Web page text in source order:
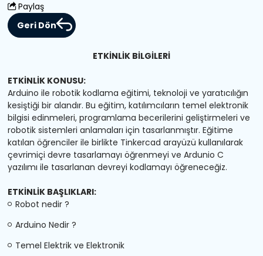
Paylaş
Geri Dön
ETKİNLİK BİLGİLERİ
ETKİNLİK KONUSU:
Arduino ile robotik kodlama eğitimi, teknoloji ve yaratıcılığın
kesiştiği bir alandır. Bu eğitim, katılımcıların temel elektronik
bilgisi edinmeleri, programlama becerilerini geliştirmeleri ve
robotik sistemleri anlamaları için tasarlanmıştır. Eğitime
katılan öğrenciler ile birlikte Tinkercad arayüzü kullanılarak
çevrimiçi devre tasarlamayı öğrenmeyi ve Ardunio C
yazılımı ile tasarlanan devreyi kodlamayı öğreneceğiz.
ETKİNLİK BAŞLIKLARI:
Robot nedir ?
Arduino Nedir ?
Temel Elektrik ve Elektronik